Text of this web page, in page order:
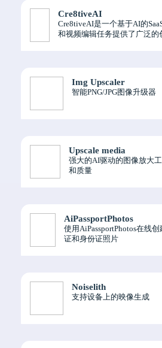
Cre8tiveAI
Cre8tiveAI是一个基于AI的
和视频编辑任务提供了广泛的
Img Upscaler
智能PNG/JPG图像升级器
Upscale media
强大的AI驱动的图像放大
和质量
AiPassportPhotos
使用AiPassportPhotos在线
证和身份证照片
Noiselith
支持设备上的映像生成